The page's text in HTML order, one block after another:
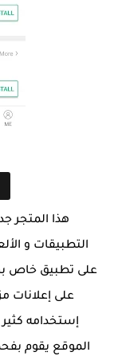
هذا المتجر
التطبيقات و
على تطبيق خاص
على إعلانات
إستخدامه
الموقع يقوم